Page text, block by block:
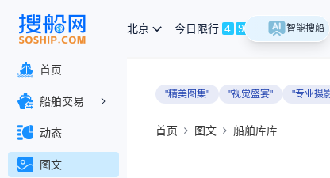
"精美图集" "视觉盛宴" "专业摄
首页 图文 船舶库库
北京 今日限行 4 9 智能搜船
首页
船舶交易
动态
图文